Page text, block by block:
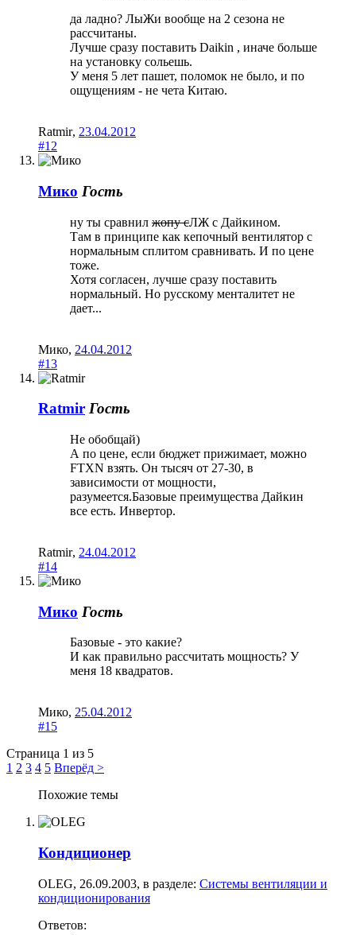
да ладно? ЛыЖи вообще на 2 сезона не
рассчитаны.
Лучше сразу поставить Daikin , иначе больше
на установку сольешь.
У меня 5 лет пашет, поломок не было, и по
ощущениям - не чета Китаю.
Ratmir, 23.04.2012
#12
Мико Гость
ну ты сравнил жопу сЛЖ с Дайкином.
Там в принципе как кепочный вентилятор с
нормальным сплитом сравнивать. И по цене
тоже.
Хотя согласен, лучше сразу поставить
нормальный. Но русскому менталитет не
дает...
Мико, 24.04.2012
#13
Ratmir Гость
Не обобщай)
А по цене, если бюджет прижимает, можно
FTXN взять. Он тысяч от 27-30, в
зависимости от мощности,
разумеется.Базовые преимущества Дайкин
все есть. Инвертор.
Ratmir, 24.04.2012
#14
Мико Гость
Базовые - это какие?
И как правильно рассчитать мощность? У
меня 18 квадратов.
Мико, 25.04.2012
#15
Страница 1 из 5
1 2 3 4 5 Вперёд >
Похожие темы
Кондиционер
OLEG, 26.09.2003, в разделе: Системы вентиляции и
кондиционирования
Ответов: